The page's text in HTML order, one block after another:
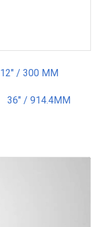
12" / 300 MM
36" / 914.4MM